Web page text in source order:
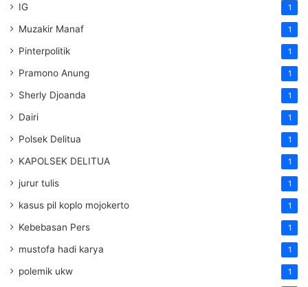
IG 1
Muzakir Manaf 1
Pinterpolitik 1
Pramono Anung 1
Sherly Djoanda 1
Dairi 1
Polsek Delitua 1
KAPOLSEK DELITUA 1
jurur tulis 1
kasus pil koplo mojokerto 1
Kebebasan Pers 1
mustofa hadi karya 1
polemik ukw 1